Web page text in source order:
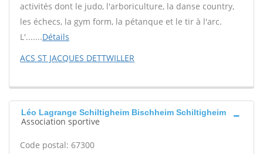
activités dont le judo, l'arboriculture, la danse country,
les échecs, la gym form, la pétanque et le tir à l'arc.
L'.......Détails
ACS ST JACQUES DETTWILLER
Léo Lagrange Schiltigheim Bischheim Schiltigheim
Association sportive
Code postal: 67300